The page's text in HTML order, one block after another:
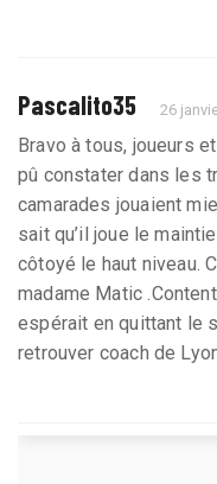
Pascalito35 26
Bravo à tous, joueurs
pû constater dans les
camarades jouaient
sait qu’il joue le
côtoyé le haut niveau.
madame Matic
espérait en quittant le
retrouver coach de